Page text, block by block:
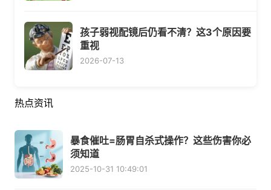
孩子弱视配镜后仍看不清？这3个原因要
重视
2026-07-13
热点资讯
暴食催吐=肠胃自杀式操作？这些伤害你必
须知道
2025-10-31 10:49:01